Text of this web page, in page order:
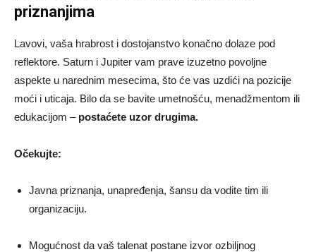
priznanjima
Lavovi, vaša hrabrost i dostojanstvo konačno dolaze pod
reflektore. Saturn i Jupiter vam prave izuzetno povoljne
aspekte u narednim mesecima, što će vas uzdići na pozicije
moći i uticaja. Bilo da se bavite umetnošću, menadžmentom ili
edukacijom – postaćete uzor drugima.
Očekujte:
Javna priznanja, unapređenja, šansu da vodite tim ili
organizaciju.
Mogućnost da vaš talenat postane izvor ozbiljnog